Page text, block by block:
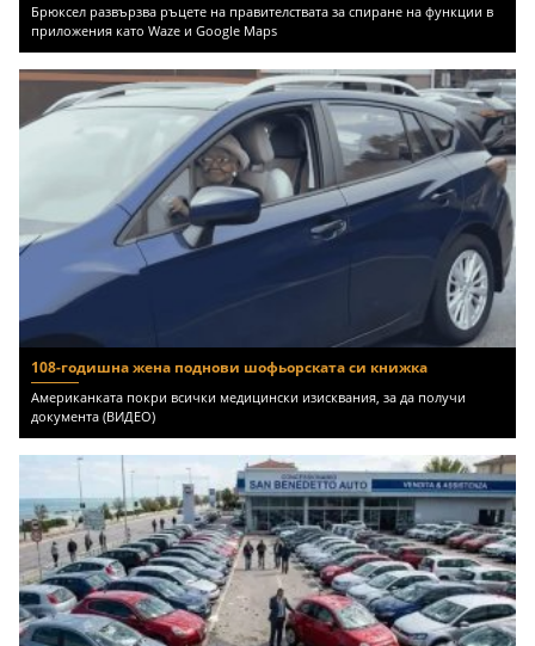
Брюксел развързва ръцете на правителствата за спиране на функции в
приложения като Waze и Google Maps
108-годишна жена поднови шофьорската си книжка
Американката покри всички медицински изисквания, за да получи
документа (ВИДЕО)